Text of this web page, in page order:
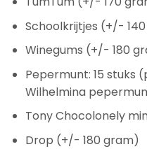
Schoolkrijtjes (+/-
Winegums (+/- 180
Pepermunt: 15 stuks
Wilhelmina
Tony Chocolonely
Drop (+/- 180 gram)